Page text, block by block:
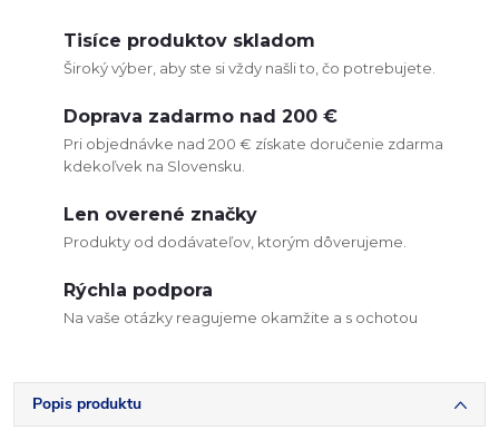
Tisíce produktov skladom
Široký výber, aby ste si vždy našli to, čo potrebujete.
Doprava zadarmo nad 200 €
Pri objednávke nad 200 € získate doručenie zdarma
kdekoľvek na Slovensku.
Len overené značky
Produkty od dodávateľov, ktorým dôverujeme.
Rýchla podpora
Na vaše otázky reagujeme okamžite a s ochotou
Popis produktu